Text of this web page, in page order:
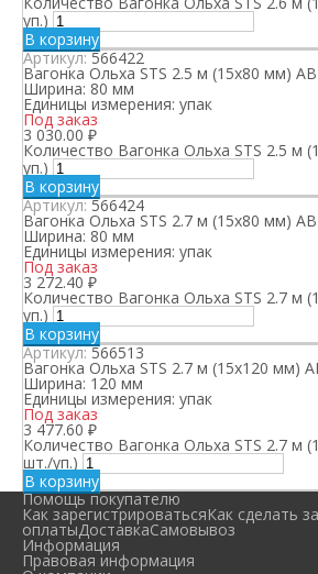
уп.)
В корзину
Артикул:566422
Вагонка Ольха STS 2.5 м (15х80 мм)
Ширина: 80 мм
Единицы измерения: упак
Под заказ
3 030.00 ₽
Количество Вагонка Ольха STS 2.5 м
уп.)
В корзину
Артикул:566424
Вагонка Ольха STS 2.7 м (15х80 мм)
Ширина: 80 мм
Единицы измерения: упак
Под заказ
3 272.40 ₽
Количество Вагонка Ольха STS 2.7 м
уп.)
В корзину
Артикул:566513
Вагонка Ольха STS 2.7 м (15х120 мм)
Ширина: 120 мм
Единицы измерения: упак
Под заказ
3 477.60 ₽
Количество Вагонка Ольха STS 2.7 м
шт./уп.)
В корзину
Помощь покупателю
Как зарегистрироватьсяКак сделать
оплатыДоставкаСамовывоз
Информация
Правовая информация